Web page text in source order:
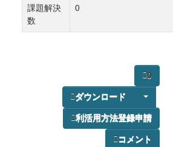
0
ダウンロード
利活用方法登録申請
コメント
課題解決
数
0